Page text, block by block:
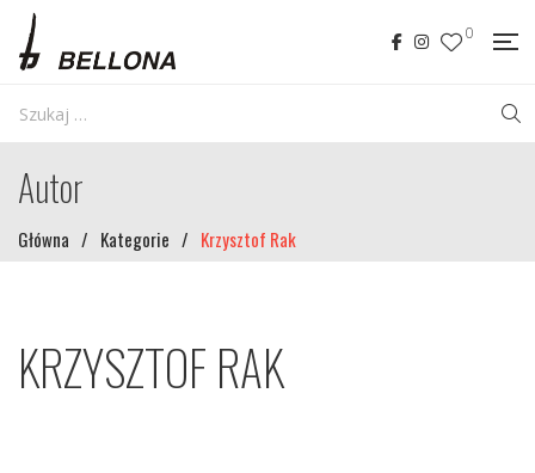
0
Autor
Główna / Kategorie / Krzysztof Rak
KRZYSZTOF RAK